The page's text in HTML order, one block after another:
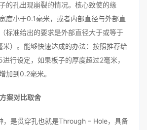
的孔出现崩裂的情况。核心致使的缘
度小于0.1毫米，或者内部直径与外部直
标准给出的要求是外部直径大于或等于
）。能够快速达成的办法：按照推荐给
行设定，如果板子的厚度超过2毫米，
加到0.2毫米。
案对比取舍
，是贯穿孔也就是Through – Hole，具备